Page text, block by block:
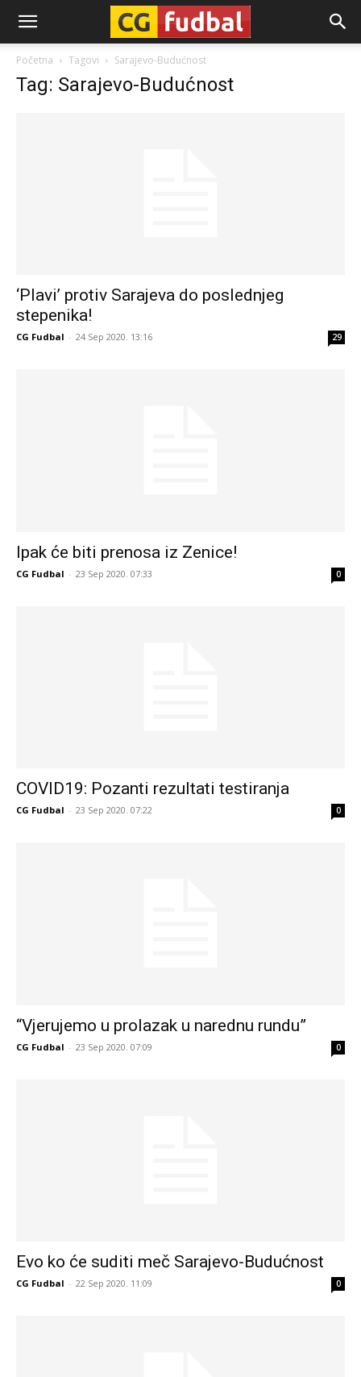
CG-
Fudbal
Početna Tagovi Sarajevo-Budućnost
Tag: Sarajevo-Budućnost
‘Plavi’ protiv Sarajeva do poslednjeg
stepenika!
CG Fudbal - 24 Sep 2020. 13:16 29
Ipak će biti prenosa iz Zenice!
CG Fudbal - 23 Sep 2020. 07:33 0
COVID19: Pozanti rezultati testiranja
CG Fudbal - 23 Sep 2020. 07:22 0
“Vjerujemo u prolazak u narednu rundu”
CG Fudbal - 23 Sep 2020. 07:09 0
Evo ko će suditi meč Sarajevo-Budućnost
CG Fudbal - 22 Sep 2020. 11:09 0